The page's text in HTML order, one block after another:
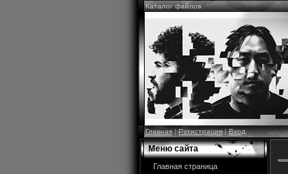
Каталог файлов
Главная|Регистрация|Вход
Меню сайта
Главная страница